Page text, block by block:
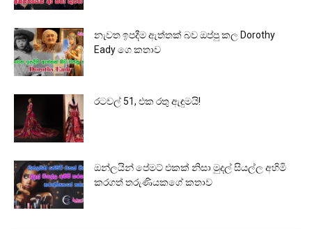
නැවත ඉපදීම ඇත්තක් බව ඔප්පු කල Dorothy
Eady ගෙ කතාව
රටවල් 51, එක රතු ඇඳුමයි!
ඔන්ලයින් පේමට් එකක් නිසා මුදල් සියල්ල අහිමි
කරගත් තරුණියකගේ කතාව